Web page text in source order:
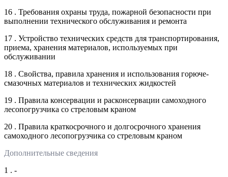
16 . Требования охраны труда, пожарной безопасности при
выполнении технического обслуживания и ремонта
17 . Устройство технических средств для транспортирования,
приема, хранения материалов, используемых при
обслуживании
18 . Свойства, правила хранения и использования горюче-
смазочных материалов и технических жидкостей
19 . Правила консервации и расконсервации самоходного
лесопогрузчика со стреловым краном
20 . Правила краткосрочного и долгосрочного хранения
самоходного лесопогрузчика со стреловым краном
Дополнительные сведения
1 . -